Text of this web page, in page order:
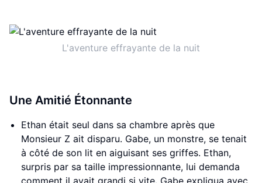
L'aventure effrayante de la nuit
Une Amitié Étonnante
Ethan était seul dans sa chambre après que
Monsieur Z ait disparu. Gabe, un monstre, se tenait
à côté de son lit en aiguisant ses griffes. Ethan,
surpris par sa taille impressionnante, lui demanda
comment il avait grandi si vite. Gabe expliqua avec